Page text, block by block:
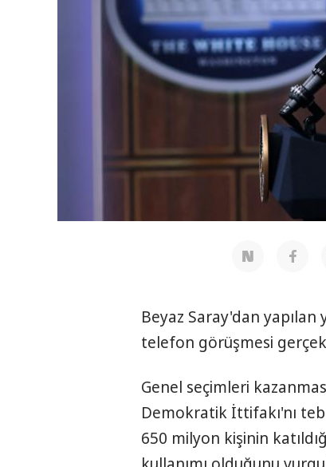
Beyaz Saray'dan yapılan
telefon görüşmesi
Genel seçimleri
Demokratik İttifakı'nı
650 milyon kişinin